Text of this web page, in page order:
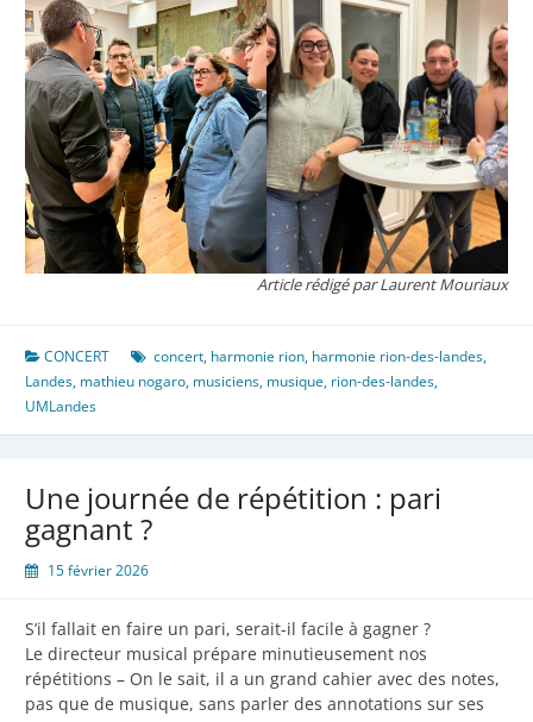
Article rédigé par Laurent Mouriaux
CONCERT concert, harmonie rion, harmonie rion-des-landes,
Landes, mathieu nogaro, musiciens, musique, rion-des-landes,
UMLandes
Une journée de répétition : pari
gagnant ?
15 février 2026
S’il fallait en faire un pari, serait-il facile à gagner ?
Le directeur musical prépare minutieusement nos
répétitions – On le sait, il a un grand cahier avec des notes,
pas que de musique, sans parler des annotations sur ses